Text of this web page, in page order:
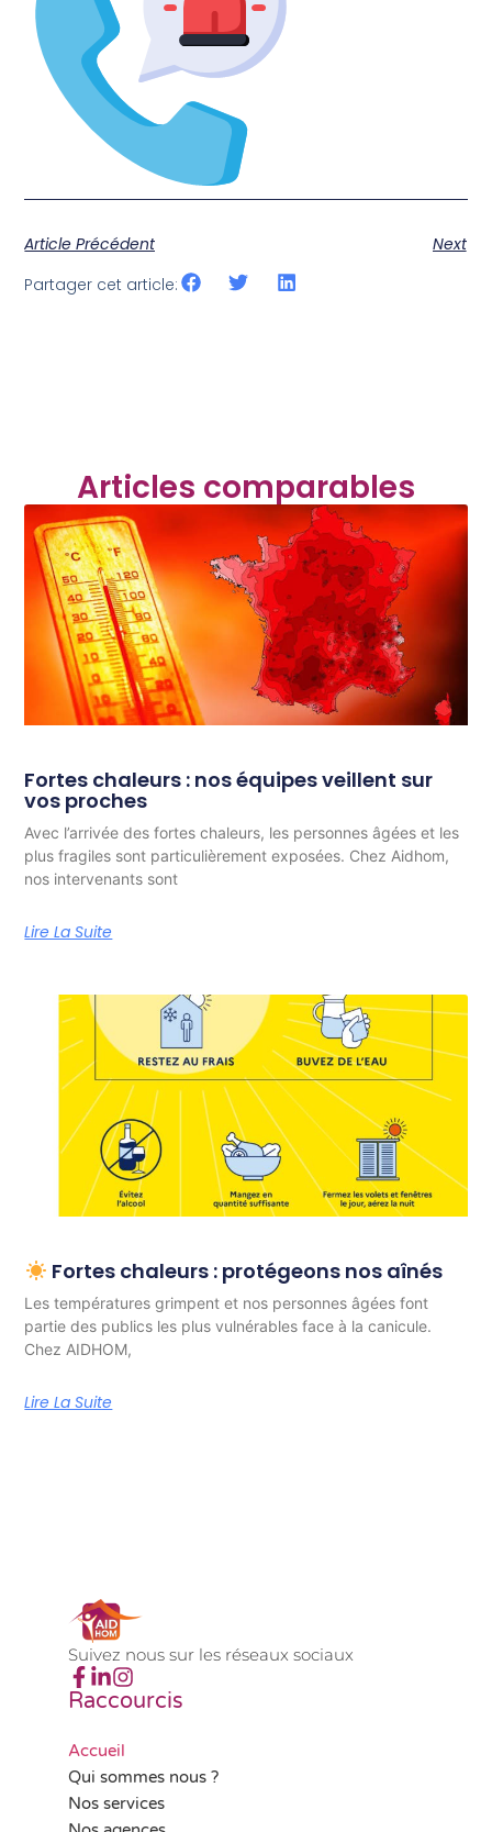
Article Précédent
Next
Partager cet article:
Articles comparables
Fortes chaleurs : nos équipes veillent sur
vos proches
Avec l’arrivée des fortes chaleurs, les personnes âgées et les
plus fragiles sont particulièrement exposées. Chez Aidhom,
nos intervenants sont
Lire La Suite
Fortes chaleurs : protégeons nos aînés
Les températures grimpent et nos personnes âgées font
partie des publics les plus vulnérables face à la canicule.
Chez AIDHOM,
Lire La Suite
Suivez nous sur les réseaux sociaux
Raccourcis
Accueil
Qui sommes nous ?
Nos services